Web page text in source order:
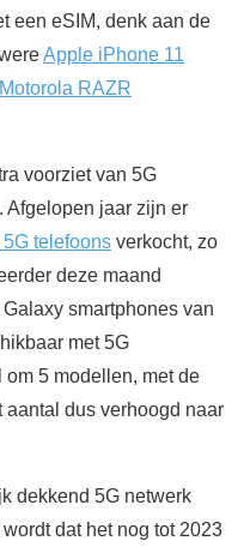
een eSIM, denk aan de
Apple iPhone 11
Motorola RAZR
voorziet van 5G
Afgelopen jaar zijn er
telefoons verkocht, zo
deze maand
smartphones van
met 5G
5 modellen, met de
aantal dus verhoogd naar
dekkend 5G netwerk
dat het nog tot 2023